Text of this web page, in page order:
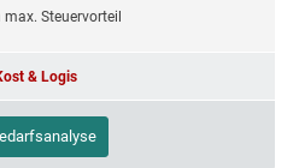
Steuervorteil
& Logis